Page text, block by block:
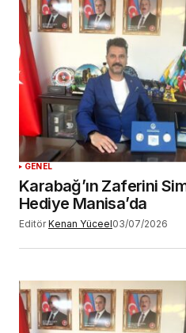
GENEL
Karabağ’ın Zaferini
Hediye Manisa’da
Editör Kenan Yüceel03/07/2026